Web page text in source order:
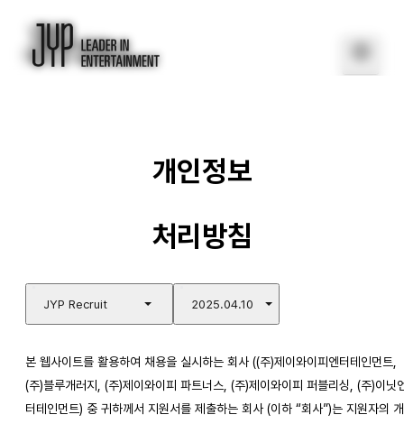
개인정보
처리방침
본 웹사이트를 활용하여 채용을 실시하는 회사 ((주)제이와이피엔터테인먼트,
(주)블루개러지, (주)제이와이피 파트너스, (주)제이와이피 퍼블리싱, (주)이닛
터테인먼트) 중 귀하께서 지원서를 제출하는 회사 (이하 “회사”)는 지원자의
JYP Recruit 2025.04.10